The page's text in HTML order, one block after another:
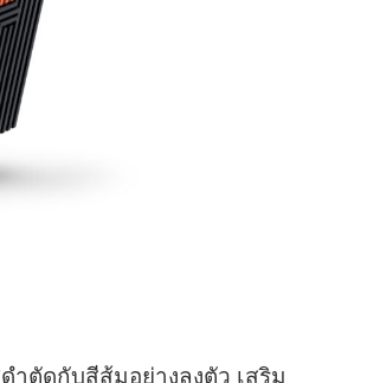
ตัดกับสีส้มอย่างลงตัว เสริม